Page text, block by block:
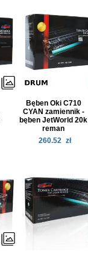
Bęben Oki C710
CYAN zamiennik -
bęben JetWorld 20k
reman
260.52
zł